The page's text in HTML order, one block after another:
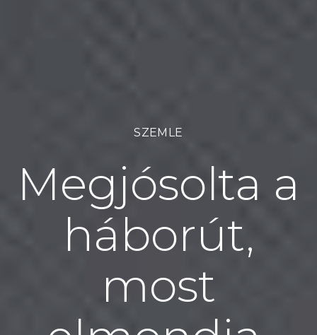
SZEMLE
Megjósolta a
háborút,
most